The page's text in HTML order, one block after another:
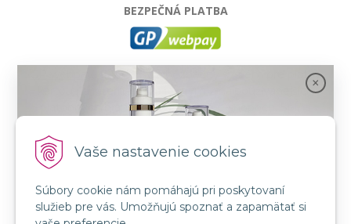
Vaše nastavenie cookies
Súbory cookie nám pomáhajú pri poskytovaní
služieb pre vás. Umožňujú spoznať a zapamätať si
BEZPEČNÁ PLATBA
- Moderný a bezpečný systém pre platby
kartou na internete. Je jedným z najpoužívanejších
platobných brán na slovenských e-shopoch. Spĺňa
SLEDUJTE NÁS
FB: LORIN všetko pre krásu